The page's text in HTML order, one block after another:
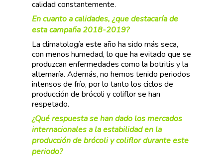
calidad constantemente.
En cuanto a calidades, ¿que destacaría de
esta campaña 2018-2019?
La climatología este año ha sido más seca,
con menos humedad, lo que ha evitado que se
produzcan enfermedades como la botritis y la
alternaría. Además, no hemos tenido periodos
intensos de frío, por lo tanto los ciclos de
producción de brócoli y coliflor se han
respetado.
¿Qué respuesta se han dado los mercados
internacionales a la estabilidad en la
producción de brócoli y coliflor durante este
periodo?